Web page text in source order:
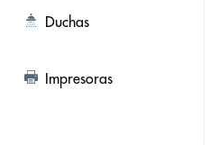
Duchas
Impresoras